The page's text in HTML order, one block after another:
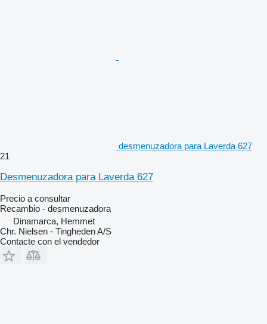
desmenuzadora para Laverda 627
21
Desmenuzadora para Laverda 627
Precio a consultar
Recambio - desmenuzadora
Dinamarca, Hemmet
Chr. Nielsen - Tingheden A/S
Contacte con el vendedor